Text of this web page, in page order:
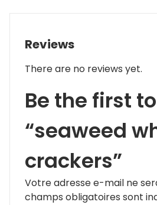
Reviews
There are no reviews yet.
Be the first
“seaweed
crackers”
Votre adresse e-mail ne
champs obligatoires sont